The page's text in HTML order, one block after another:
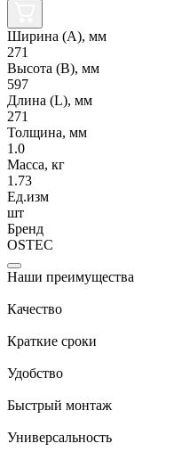
Ширина (А), мм
271
Высота (В), мм
597
Длина (L), мм
271
Толщина, мм
1.0
Масса, кг
1.73
Ед.изм
шт
Бренд
OSTEC
Наши преимущества
Качество
Краткие сроки
Удобство
Быстрый монтаж
Универсальность